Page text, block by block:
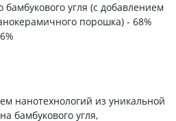
бамбукового угля (с добавлением
порошка) - 68%
нанотехнологий из уникальной
бамбукового угля,